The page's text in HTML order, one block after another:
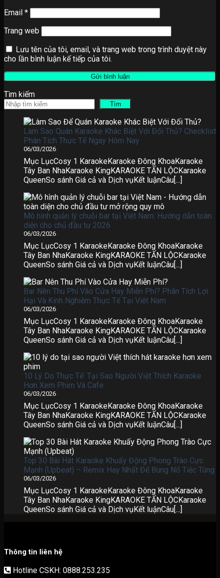
Email *
Trang web
Lưu tên của tôi, email, và trang web trong trình duyệt này
cho lần bình luận kế tiếp của tôi.
Tìm kiếm
Tìm
Làm Sao Quán Karaoke Khác Biệt Với Đối Thủ? Checklist
Phân Tích Thực Tế Ngay Hôm Nay
06/03/2026
Mục LụcCosy 1 KaraokeKaraoke Đông KhoaKaraoke
Tây Ban NhaKaraoke KingKARAOKE TẤN LỘCKaraoke
QueenSo sánh Giá cả và Dịch vụKết luậnCâu[...]
Mô hình quản lý chuỗi bar tại Việt Nam: Hướng dẫn toàn
diện cho chủ đầu tư 2026
06/03/2026
Mục LụcCosy 1 KaraokeKaraoke Đông KhoaKaraoke
Tây Ban NhaKaraoke KingKARAOKE TẤN LỘCKaraoke
QueenSo sánh Giá cả và Dịch vụKết luậnCâu[...]
Bar Nên Thu Phí Vào Cửa Hay Miễn Phí? Phân Tích Lợi
Hại Và Kinh Nghiệm Thực Tế Tại Việt Nam
06/03/2026
Mục LụcCosy 1 KaraokeKaraoke Đông KhoaKaraoke
Tây Ban NhaKaraoke KingKARAOKE TẤN LỘCKaraoke
QueenSo sánh Giá cả và Dịch vụKết luậnCâu[...]
10 Lý Do Thực Tế: Tại Sao Người Việt Thích Karaoke
Hơn Xem Phim Và Cafe
06/03/2026
Mục LụcCosy 1 KaraokeKaraoke Đông KhoaKaraoke
Tây Ban NhaKaraoke KingKARAOKE TẤN LỘCKaraoke
QueenSo sánh Giá cả và Dịch vụKết luậnCâu[...]
Top 30 Bài Hát Karaoke Khuấy Động Phong Trào Cực
Mạnh (Upbeat) – Remix Hay Nhất Để Bùng Nổ Tiệc Tùng
06/03/2026
Mục LụcCosy 1 KaraokeKaraoke Đông KhoaKaraoke
Tây Ban NhaKaraoke KingKARAOKE TẤN LỘCKaraoke
QueenSo sánh Giá cả và Dịch vụKết luậnCâu[...]
Thông tin liên hệ
Hotline CSKH: 0888.253.235